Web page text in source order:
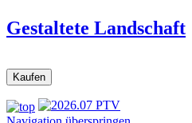
Gestaltete Landschaft